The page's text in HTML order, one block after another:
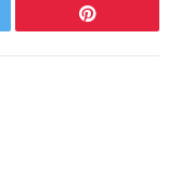
Pinterest